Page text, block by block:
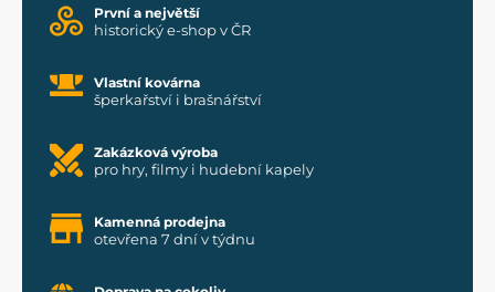
První a největší
historický e-shop v ČR
Vlastní kovárna
šperkařství i brašnářství
Zakázková výroba
pro hry, filmy i hudební kapely
Kamenná prodejna
otevřena 7 dní v týdnu